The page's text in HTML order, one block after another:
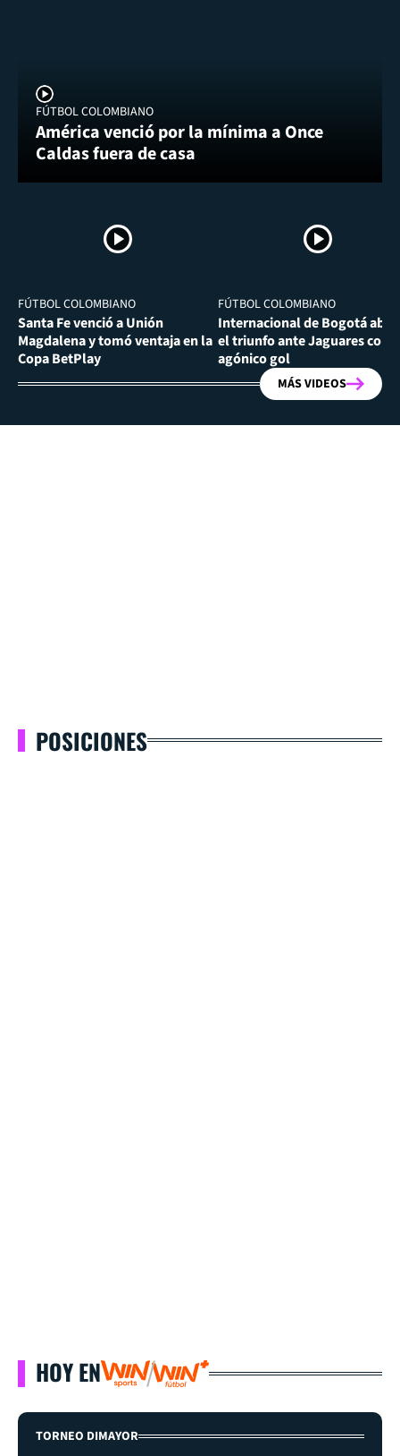
FÚTBOL COLOMBIANO
América venció por la mínima a Once
Caldas fuera de casa
FÚTBOL COLOMBIANO
Santa Fe venció a Unión
Magdalena y tomó ventaja en la
Copa BetPlay
FÚTBOL COLOMBIANO
Internacional de Bogotá
el triunfo ante Jaguares con
agónico gol
MÁS VIDEOS
POSICIONES
HOY EN
TORNEO DIMAYOR